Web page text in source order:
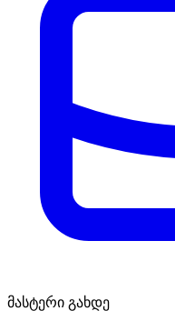
მასტერი გახდე